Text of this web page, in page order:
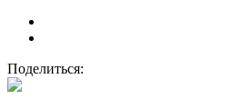
Поделиться: